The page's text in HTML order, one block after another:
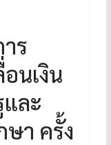
ร
อนเงิน
ละ
ษา ครั้ง